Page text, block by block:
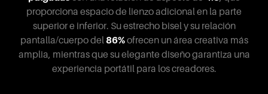
proporciona espacio de lienzo adicional en la parte
superior e inferior. Su estrecho bisel y su relación
pantalla/cuerpo del 86%ofrecen un área creativa más
amplia, mientras que su elegante diseño garantiza una
experiencia portátil para los creadores.